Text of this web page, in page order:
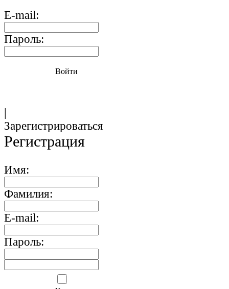
E-mail:
Пароль:
Войти
|
Зарегистрироваться
Регистрация
Имя:
Фамилия:
E-mail:
Пароль: